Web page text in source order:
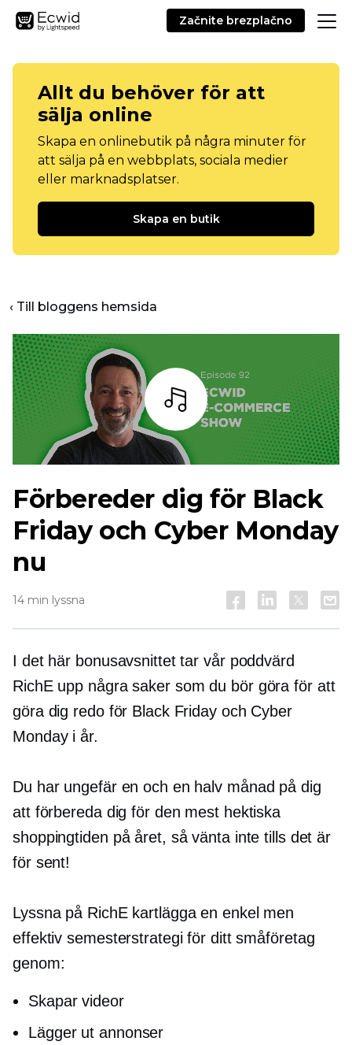
Začnite brezplačno
Allt du behöver för att
sälja online
Skapa en onlinebutik på några minuter för
att sälja på en webbplats, sociala medier
eller marknadsplatser.
Skapa en butik
‹ Till bloggens hemsida
Lyssna
Förbereder dig för Black
Friday och Cyber ​​Monday
nu
14 min lyssna
I det här bonusavsnittet tar vår poddvärd
RichE upp några saker som du bör göra för att
göra dig redo för Black Friday och Cyber ​​
Monday i år.
Du har ungefär en och en halv månad på dig
att förbereda dig för den mest hektiska
shoppingtiden på året, så vänta inte tills det är
för sent!
Lyssna på RichE kartlägga en enkel men
effektiv semesterstrategi för ditt småföretag
genom:
Skapar videor
Lägger ut annonser